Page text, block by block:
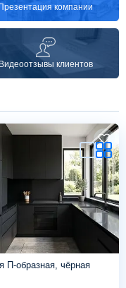
компании
Видеоотзывы клиентов
П-образная, чёрная